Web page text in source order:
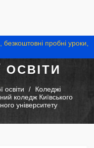
пробні уроки,
освіти
Коледжі
коледж Київського
університету